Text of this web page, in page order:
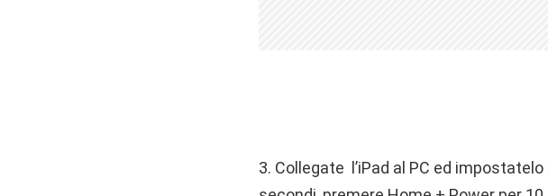
3. Collegate l’iPad al PC ed